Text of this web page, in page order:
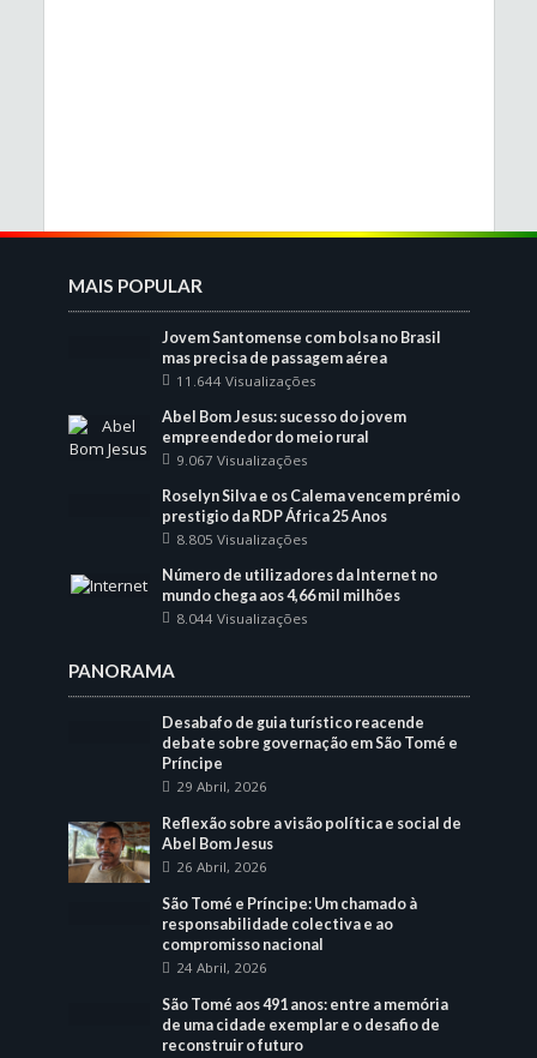
MAIS POPULAR
Jovem Santomense com bolsa no Brasil
mas precisa de passagem aérea
11.644 Visualizações
Abel Bom Jesus: sucesso do jovem
empreendedor do meio rural
9.067 Visualizações
Roselyn Silva e os Calema vencem prémio
prestigio da RDP África 25 Anos
8.805 Visualizações
Número de utilizadores da Internet no
mundo chega aos 4,66 mil milhões
8.044 Visualizações
PANORAMA
Desabafo de guia turístico reacende
debate sobre governação em São Tomé e
Príncipe
29 Abril, 2026
Reflexão sobre a visão política e social de
Abel Bom Jesus
26 Abril, 2026
São Tomé e Príncipe: Um chamado à
responsabilidade colectiva e ao
compromisso nacional
24 Abril, 2026
São Tomé aos 491 anos: entre a memória
de uma cidade exemplar e o desafio de
reconstruir o futuro